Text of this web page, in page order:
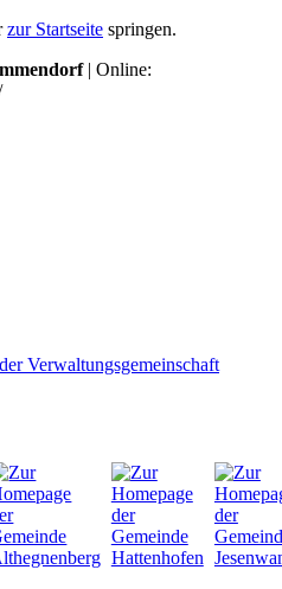
zur Startseite springen.
| Online: